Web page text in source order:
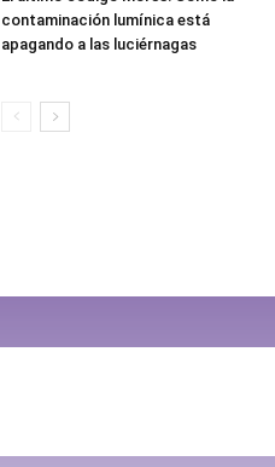
contaminación lumínica está
apagando a las luciérnagas